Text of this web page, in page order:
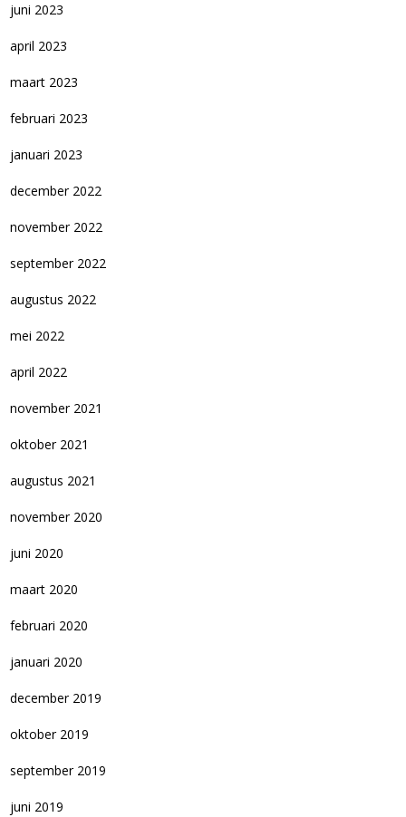
juni 2023
april 2023
maart 2023
februari 2023
januari 2023
december 2022
november 2022
september 2022
augustus 2022
mei 2022
april 2022
november 2021
oktober 2021
augustus 2021
november 2020
juni 2020
maart 2020
februari 2020
januari 2020
december 2019
oktober 2019
september 2019
juni 2019